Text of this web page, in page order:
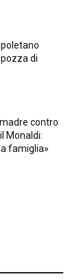
di
contro
Monaldi:
famiglia»